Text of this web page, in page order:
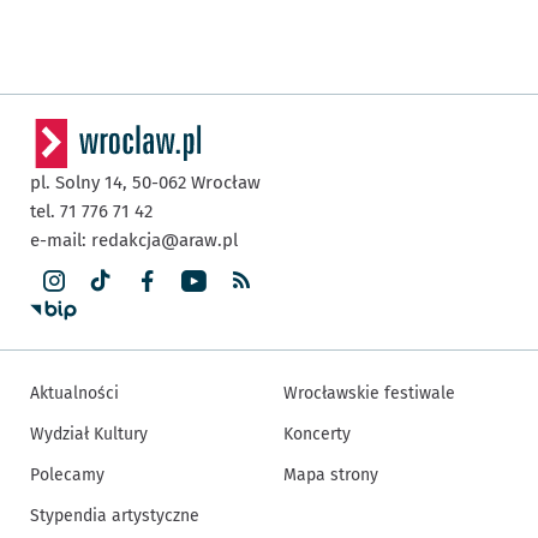
pl. Solny 14, 50-062 Wrocław
tel. 71 776 71 42
e-mail: redakcja@araw.pl
Aktualności
Wydział Kultury
Polecamy
Stypendia artystyczne
Wrocławskie festiwale
Koncerty
Mapa strony